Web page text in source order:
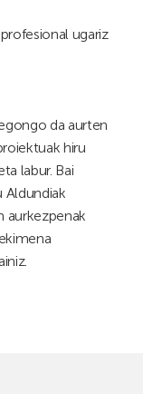
ugariz
da aurten
hiru
labur. Bai
Aldundiak
aurkezpenak